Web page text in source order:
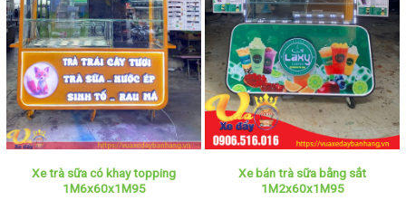
Xe trà sữa có khay topping
1M6x60x1M95
Xe bán trà sữa bằng sắt
1M2x60x1M95